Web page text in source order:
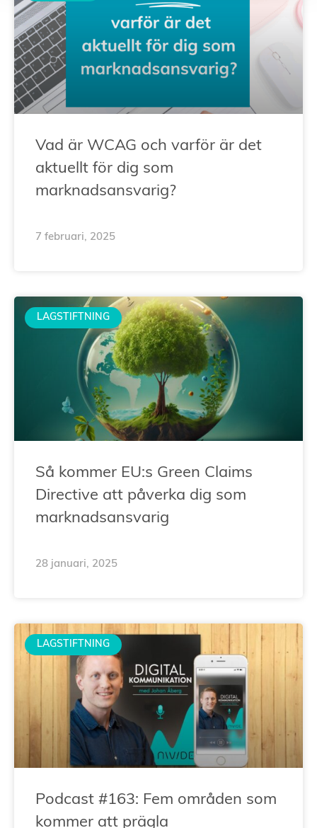
Vad är WCAG och varför är det
aktuellt för dig som
marknadsansvarig?
7 februari, 2025
LAGSTIFTNING
Så kommer EU:s Green Claims
Directive att påverka dig som
marknadsansvarig
28 januari, 2025
LAGSTIFTNING
Podcast #163: Fem områden som
kommer att prägla